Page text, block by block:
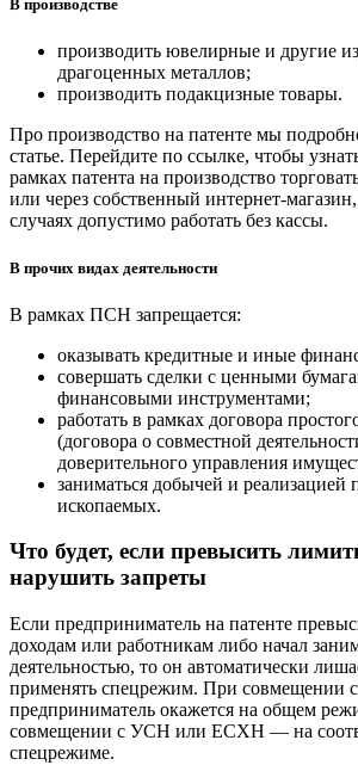
В производстве
производить ювелирные и другие
драгоценных металлов;
производить подакцизные товары.
Про производство на патенте мы
статье. Перейдите по ссылке, чтобы
рамках патента на производство
или через собственный
случаях допустимо работать без кассы.
В прочих видах деятельности
В рамках ПСН запрещается:
оказывать кредитные и иные
совершать сделки с ценными
финансовыми инструментами;
работать в рамках договора
(договора о совместной
доверительного управления
заниматься добычей и реализацией
ископаемых.
Что будет, если превысить
нарушить запреты
Если предприниматель на патенте
доходам или работникам либо начал
деятельностью, то он автоматически
применять спецрежим. При
предприниматель окажется на общем
совмещении с УСН или ЕСХН — на
спецрежиме.